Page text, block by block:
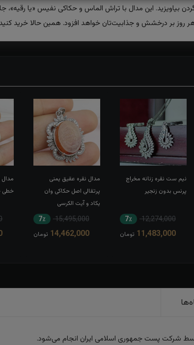
بیاویزید. این مدال با تراش الماس و حکاکی نفیس «یا
بر درخشش و جذابیت‌تان خواهد افزود. همین حالا خرید
نیم ست نقره زنانه مخراج
پرنس بدون زنجیر
12,274,000 7٪
11,483,000 تومان
مدال نقره عقیق یمنی
پرتقالی اصل حکاکی وان
یکاد و آیت الکرسی
15,495,000 7٪
14,462,000 تومان
مدال
خطی
شرکت پست جمهوری اسلامی ایران انجام می‌شود.